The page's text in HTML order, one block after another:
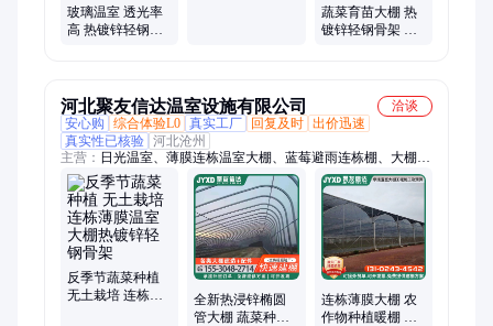
玻璃温室 透光率
高 热镀锌轻钢骨
蔬菜育苗大棚 热
镀锌轻钢骨架 电
河北聚友信达温室设施有限公司
洽谈
安心购
综合体验L0 真实工厂 回复及时 出价迅速
真实性已核验 河北沧州
主营： 日光温室、薄膜连栋温室大棚、蓝莓避雨连栋棚、大棚骨
架、双膜骨架大棚、几字钢大棚、春秋冷暖棚、智能玻璃温室大
棚
反季节蔬菜种植
无土栽培 连栋薄
全新热浸锌椭圆
管大棚 蔬菜种植
连栋薄膜大棚 农
作物种植暖棚 防